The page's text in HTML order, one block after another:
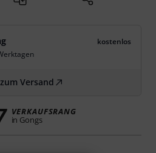
kostenlos
Versand
VERKAUFSRANG
in Gongs